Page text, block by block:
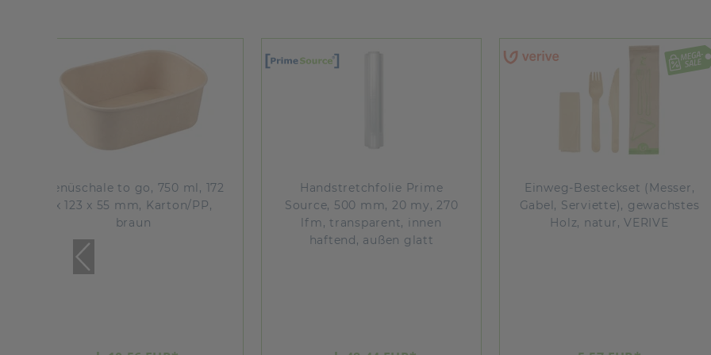
Handstretchfolie Prime
Source, 500 mm, 20 my, 270
lfm, transparent, innen
Einweg-Besteckset (Messer,
Gabel, Serviette), gewachstes
Holz, natur, VERIVE
Folienspender Inox
Set für Jet-Cut Refill 450
inkl. 1 Rolle